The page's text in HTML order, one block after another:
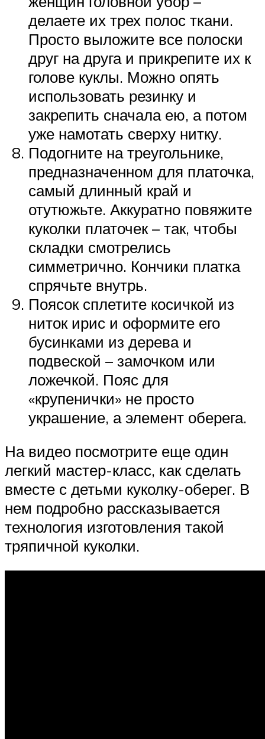
делаете их трех полос ткани.
Просто выложите все полоски
друг на друга и прикрепите их к
голове куклы. Можно опять
использовать резинку и
закрепить сначала ею, а потом
уже намотать сверху нитку.
Подогните на треугольнике,
предназначенном для платочка,
самый длинный край и
отутюжьте. Аккуратно повяжите
куколки платочек – так, чтобы
складки смотрелись
симметрично. Кончики платка
спрячьте внутрь.
Поясок сплетите косичкой из
ниток ирис и оформите его
бусинками из дерева и
подвеской – замочком или
ложечкой. Пояс для
«крупенички» не просто
украшение, а элемент оберега.
На видео посмотрите еще один
легкий мастер-класс, как сделать
вместе с детьми куколку-оберег. В
нем подробно рассказывается
технология изготовления такой
тряпичной куколки.